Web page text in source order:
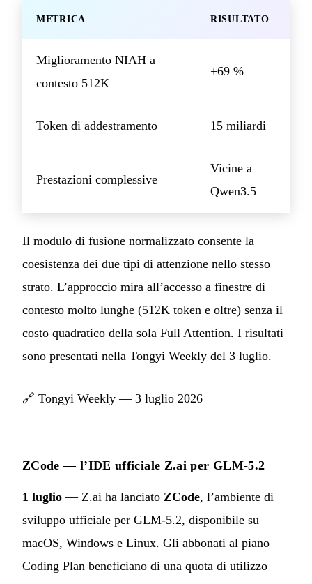
METRICA RISULTATO
Miglioramento NIAH a
contesto 512K
+69 %
Token di addestramento 15 miliardi
Prestazioni complessive
Vicine a
Qwen3.5
Il modulo di fusione normalizzato consente la
coesistenza dei due tipi di attenzione nello stesso
strato. L’approccio mira all’accesso a finestre di
contesto molto lunghe (512K token e oltre) senza il
costo quadratico della sola Full Attention. I risultati
sono presentati nella Tongyi Weekly del 3 luglio.
🔗 Tongyi Weekly — 3 luglio 2026
ZCode — l’IDE ufficiale Z.ai per GLM-5.2
1 luglio — Z.ai ha lanciato ZCode, l’ambiente di
sviluppo ufficiale per GLM-5.2, disponibile su
macOS, Windows e Linux. Gli abbonati al piano
Coding Plan beneficiano di una quota di utilizzo